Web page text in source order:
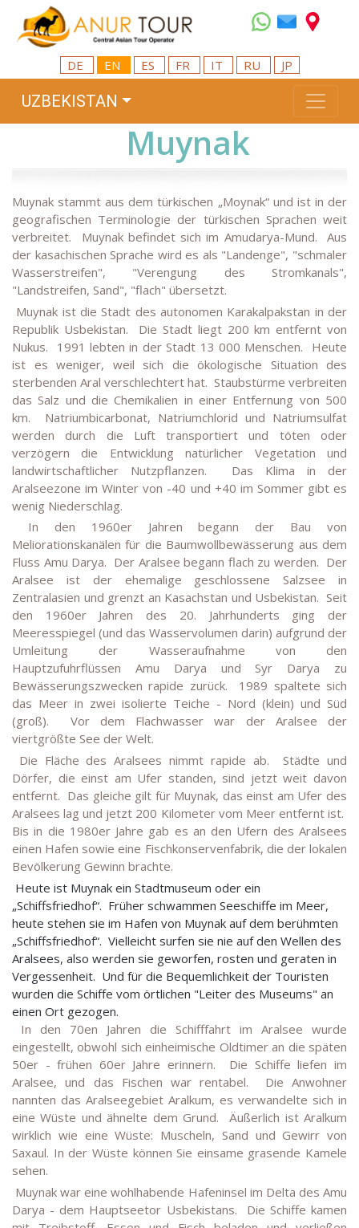
DE EN ES FR IT RU JP
UZBEKISTAN
Muynak
Muynak stammt aus dem türkischen „Moynak“ und ist in der
geografischen Terminologie der türkischen Sprachen weit
verbreitet. Muynak befindet sich im Amudarya-Mund. Aus
der kasachischen Sprache wird es als "Landenge", "schmaler
Wasserstreifen", "Verengung des Stromkanals",
"Landstreifen, Sand", "flach" übersetzt.
Muynak ist die Stadt des autonomen Karakalpakstan in der
Republik Usbekistan. Die Stadt liegt 200 km entfernt von
Nukus. 1991 lebten in der Stadt 13 000 Menschen. Heute
ist es weniger, weil sich die ökologische Situation des
sterbenden Aral verschlechtert hat. Staubstürme verbreiten
das Salz und die Chemikalien in einer Entfernung von 500
km. Natriumbicarbonat, Natriumchlorid und Natriumsulfat
werden durch die Luft transportiert und töten oder
verzögern die Entwicklung natürlicher Vegetation und
landwirtschaftlicher Nutzpflanzen. Das Klima in der
Aralseezone im Winter von -40 und +40 im Sommer gibt es
wenig Niederschlag.
In den 1960er Jahren begann der Bau von
Meliorationskanälen für die Baumwollbewässerung aus dem
Fluss Amu Darya. Der Aralsee begann flach zu werden. Der
Aralsee ist der ehemalige geschlossene Salzsee in
Zentralasien und grenzt an Kasachstan und Usbekistan. Seit
den 1960er Jahren des 20. Jahrhunderts ging der
Meeresspiegel (und das Wasservolumen darin) aufgrund der
Umleitung der Wasseraufnahme von den
Hauptzufuhrflüssen Amu Darya und Syr Darya zu
Bewässerungszwecken rapide zurück. 1989 spaltete sich
das Meer in zwei isolierte Teiche - Nord (klein) und Süd
(groß). Vor dem Flachwasser war der Aralsee der
viertgrößte See der Welt.
Die Fläche des Aralsees nimmt rapide ab. Städte und
Dörfer, die einst am Ufer standen, sind jetzt weit davon
entfernt. Das gleiche gilt für Muynak, das einst am Ufer des
Aralsees lag und jetzt 200 Kilometer vom Meer entfernt ist.
Bis in die 1980er Jahre gab es an den Ufern des Aralsees
einen Hafen sowie eine Fischkonservenfabrik, die der lokalen
Bevölkerung Gewinn brachte.
Heute ist Muynak ein Stadtmuseum oder ein
„Schiffsfriedhof“. Früher schwammen Seeschiffe im Meer,
heute stehen sie im Hafen von Muynak auf dem berühmten
„Schiffsfriedhof“. Vielleicht surfen sie nie auf den Wellen des
Aralsees, also werden sie geworfen, rosten und geraten in
Vergessenheit. Und für die Bequemlichkeit der Touristen
wurden die Schiffe vom örtlichen "Leiter des Museums" an
einen Ort gezogen.
In den 70en Jahren die Schifffahrt im Aralsee wurde
eingestellt, obwohl sich einheimische Oldtimer an die späten
50er - frühen 60er Jahre erinnern. Die Schiffe liefen im
Aralsee, und das Fischen war rentabel. Die Anwohner
nannten das Aralseegebiet Aralkum, es verwandelte sich in
eine Wüste und ähnelte dem Grund. Äußerlich ist Aralkum
wirklich wie eine Wüste: Muscheln, Sand und Gewirr von
Saxaul. In der Wüste können Sie einsame grasende Kamele
sehen.
Muynak war eine wohlhabende Hafeninsel im Delta des Amu
Darya - dem Hauptseetor Usbekistans. Die Schiffe kamen